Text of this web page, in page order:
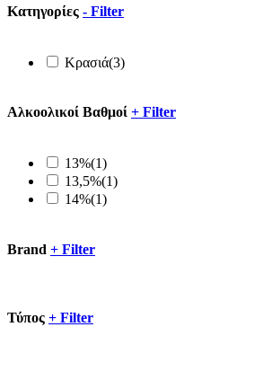
Κατηγορίες - Filter
Κρασιά(3)
Αλκοολικοί Βαθμοί + Filter
13%(1)
13,5%(1)
14%(1)
Brand + Filter
Τύπος + Filter